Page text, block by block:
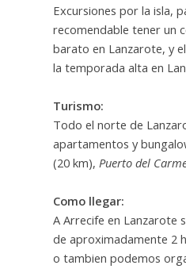
Excursiones por la isla,
recomendable tener un
barato en Lanzarote, y
la temporada alta en
Turismo:
Todo el norte de
apartamentos y
(20 km), Puerto del
Como llegar:
A Arrecife en Lanzarote
de aproximadamente 2
o tambien podemos